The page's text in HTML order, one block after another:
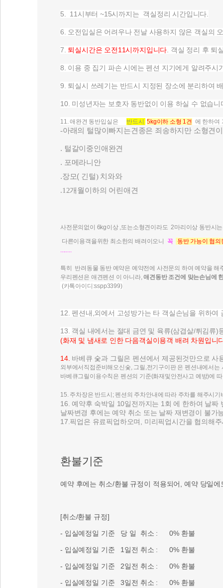
5. 11시부터 ~15시까지는 객실정리 시간입니다.
6. 오전입실은 어려우나 전날 사용하지 않은 객실의
7. 퇴실시간은 오전11시까지입니다 . 객실 정리 후
8. 이용 중 집기 파손 시에는 펜션 지기에게 알려주시
9. 퇴실시 쓰레기는 반드시 지정된 장소에 분리하여
10. 미성년자는 보호자 동반없이 이용 하실 수 없습니
11.애완견 동반입실은 반드시 5kg이하 소형 1견 에 한하여
-아래의 털많이빠지는견종은 죄송하지만 소형견
. 털갈이중인애완견
. 포메라니안
.장모( 긴털) 치와와
.12개월이하의 어린애견
사전문의없이 6kg이상 ,또는소형견이라도 2마리이상 동반시
다른이용객을위한 최소한의 배려이오니 꼭
동반 가능이 협
........
특히 반려동물 동반 예약은 예약전에 사전문의 하여 예약을 해
우리펜션은 애견펜션 이 아니라,애견동반 조건에 맞는손님에
(카톡아이디:sspp3399)
12. 펜션내,외에서 고성방가는 타 객실손님을 위하
13. 객실 내에서는 절대 금연 및 육류(삼겹살/튀김류)
(화재 및 냄새로 인한 다음객실이용객 배려 차원입니
14. 바베큐 숯과 그릴은 펜션에서 제공된것만으로 사
외부에서직접준비해오신숯, 그릴,전기구이판 은 펜션내에서
바베큐그릴이용수칙은 펜션의 기준(화재및안전사고 예방)에
15. 주차장은 반드시; 펜션의 주차안내에 따라 주차를 해주시
16. 예약후 숙박일 10일전까지는 1회 에 한하여 날짜
날짜변경 후에는 예약 취소 또는 날짜 재변경이 불
17.픽업은 유료픽업하오며, 미리픽업시간을 협의해
환불기준
예약 후에는 취소/환불 규정이 적용되어, 예약 당일
[취소/환불 규정]
- 입실예정일 기준 당 일 취소 : 0% 환불
- 입실예정일 기준 1일전 취소 : 0% 환불
- 입실예정일 기준 2일전 취소 : 0% 환불
- 입실예정일 기준 3일전 취소 : 0% 환불